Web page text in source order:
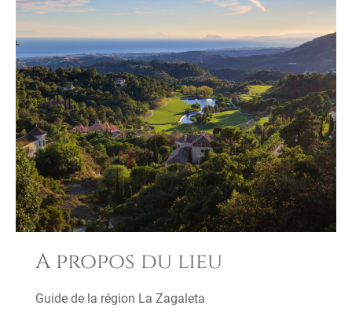
A propos du lieu
Guide de la région La Zagaleta